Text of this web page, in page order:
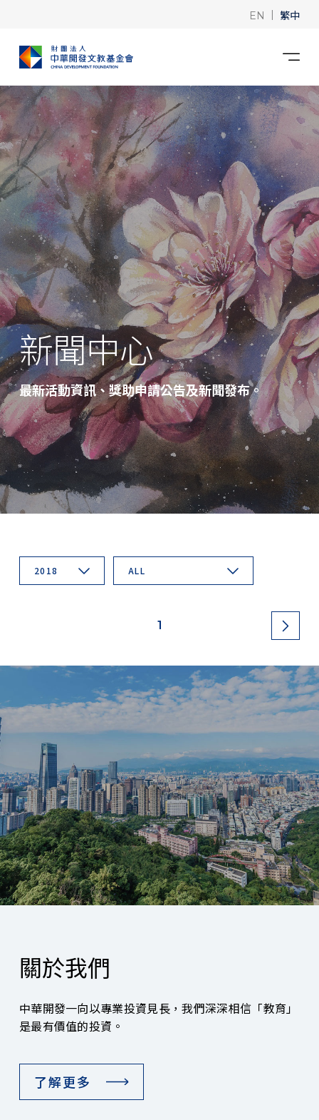
EN | 繁中
新聞中心
最新活動資訊、獎助申請公告及新聞發布。
2018 ALL
1
關於我們
中華開發一向以專業投資見長，我們深深相信「教育」
是最有價值的投資。
了解更多